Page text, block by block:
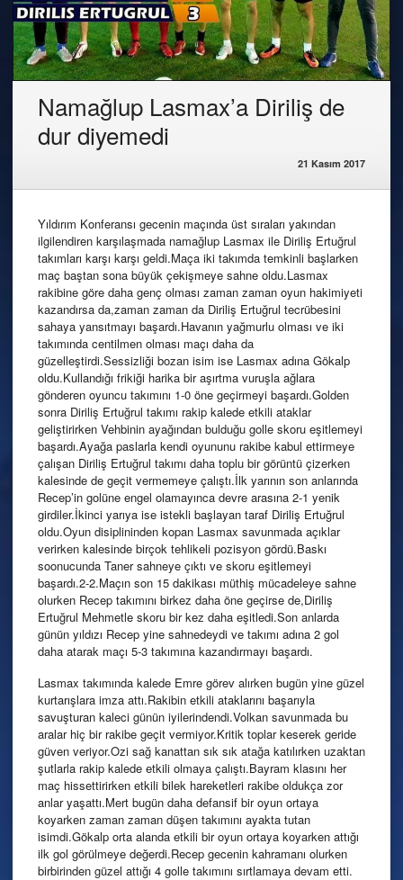
Namağlup Lasmax’a Diriliş de
dur diyemedi
21 Kasım 2017
Yıldırım Konferansı gecenin maçında üst sıraları yakından
ilgilendiren karşılaşmada namağlup Lasmax ile Diriliş Ertuğrul
takımları karşı karşı geldi.Maça iki takımda temkinli başlarken
maç baştan sona büyük çekişmeye sahne oldu.Lasmax
rakibine göre daha genç olması zaman zaman oyun hakimiyeti
kazandırsa da,zaman zaman da Diriliş Ertuğrul tecrübesini
sahaya yansıtmayı başardı.Havanın yağmurlu olması ve iki
takımında centilmen olması maçı daha da
güzelleştirdi.Sessizliği bozan isim ise Lasmax adına Gökalp
oldu.Kullandığı frikiği harika bir aşırtma vuruşla ağlara
gönderen oyuncu takımını 1-0 öne geçirmeyi başardı.Golden
sonra Diriliş Ertuğrul takımı rakip kalede etkili ataklar
geliştirirken Vehbinin ayağından bulduğu golle skoru eşitlemeyi
başardı.Ayağa paslarla kendi oyununu rakibe kabul ettirmeye
çalışan Diriliş Ertuğrul takımı daha toplu bir görüntü çizerken
kalesinde de geçit vermemeye çalıştı.İlk yarının son anlarında
Recep’in golüne engel olamayınca devre arasına 2-1 yenik
girdiler.İkinci yarıya ise istekli başlayan taraf Diriliş Ertuğrul
oldu.Oyun disiplininden kopan Lasmax savunmada açıklar
verirken kalesinde birçok tehlikeli pozisyon gördü.Baskı
soonucunda Taner sahneye çıktı ve skoru eşitlemeyi
başardı.2-2.Maçın son 15 dakikası müthiş mücadeleye sahne
olurken Recep takımını birkez daha öne geçirse de,Diriliş
Ertuğrul Mehmetle skoru bir kez daha eşitledi.Son anlarda
günün yıldızı Recep yine sahnedeydi ve takımı adına 2 gol
daha atarak maçı 5-3 takımına kazandırmayı başardı.
Lasmax takımında kalede Emre görev alırken bugün yine güzel
kurtarışlara imza attı.Rakibin etkili ataklarını başarıyla
savuşturan kaleci günün iyilerindendi.Volkan savunmada bu
aralar hiç bir rakibe geçit vermiyor.Kritik toplar keserek geride
güven veriyor.Ozi sağ kanattan sık sık atağa katılırken uzaktan
şutlarla rakip kalede etkili olmaya çalıştı.Bayram klasını her
maç hissettirirken etkili bilek hareketleri rakibe oldukça zor
anlar yaşattı.Mert bugün daha defansif bir oyun ortaya
koyarken zaman zaman düşen takımını ayakta tutan
isimdi.Gökalp orta alanda etkili bir oyun ortaya koyarken attığı
ilk gol görülmeye değerdi.Recep gecenin kahramanı olurken
birbirinden güzel attığı 4 golle takımını sırtlamaya devam etti.